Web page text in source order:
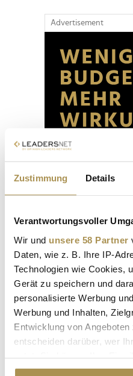
Zustimmung Details
Verantwortungsvoller
Wir und unsere 58 Partner
Daten, wie z. B. Ihre IP-
Technologien wie Cookies,
Gerät zu speichern und
personalisierte Werbung
Werbung und Inhalten,
Entwicklung von
entscheiden darüber, wer
Cookie-Erklärung oder
Advertisement